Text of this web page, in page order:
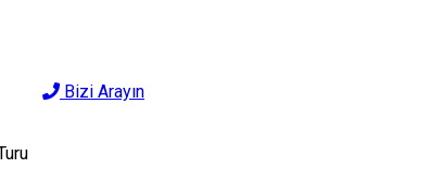
Bizi Arayın